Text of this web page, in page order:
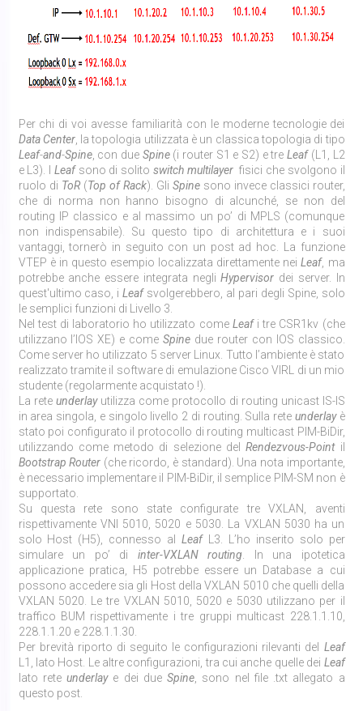
Per chi di voi avesse familiarità con le moderne tecnologie dei
Data Center, la topologia utilizzata è un classica topologia di tipo
Leaf-and-Spine, con due Spine(i router S1 e S2) e treLeaf(L1, L2
e L3). I Leafsono di solito switch multilayerfisici che svolgono il
ruolo di ToR(Top of Rack). Gli Spinesono invece classici router,
che di norma non hanno bisogno di alcunché, se non del
routing IP classico e al massimo un po’ di MPLS (comunque
non indispensabile). Su questo tipo di architettura e i suoi
vantaggi, tornerò in seguito con un post ad hoc. La funzione
VTEP è in questo esempio localizzata direttamente neiLeaf, ma
potrebbe anche essere integrata negliHypervisor dei server. In
quest'ultimo caso, iLeaf svolgerebbero, al pari degli Spine, solo
le semplici funzioni di Livello 3.
Nel test di laboratorio ho utilizzato come Leafi tre CSR1kv (che
utilizzano l’IOS XE) e come Spine due router con IOS classico.
Come server ho utilizzato 5 server Linux. Tutto l’ambiente è stato
realizzato tramite il software di emulazione Cisco VIRL di un mio
studente (regolarmente acquistato !).
La rete underlayutilizza come protocollo di routing unicast IS-IS
in area singola, e singolo livello 2 di routing. Sulla rete underlayè
stato poi configurato il protocollo di routing multicast PIM-BiDir,
utilizzando come metodo di selezione delRendezvous-Pointil
Bootstrap Router (che ricordo, è standard). Una nota importante,
è necessario implementare il PIM-BiDir, il semplice PIM-SM non è
supportato.
Su questa rete sono state configurate tre VXLAN, aventi
rispettivamente VNI 5010, 5020 e 5030. La VXLAN 5030 ha un
solo Host (H5), connesso al LeafL3. L’ho inserito solo per
simulare un po’ di inter-VXLAN routing. In una ipotetica
applicazione pratica, H5 potrebbe essere un Database a cui
possono accedere sia gli Host della VXLAN 5010 che quelli della
VXLAN 5020. Le tre VXLAN 5010, 5020 e 5030 utilizzano per il
traffico BUM rispettivamente i tre gruppi multicast 228.1.1.10,
228.1.1.20 e 228.1.1.30.
Per brevità riporto di seguito le configurazioni rilevanti del Leaf
L1, lato Host. Le altre configurazioni, tra cui anche quelle dei Leaf
lato rete underlaye dei due Spine, sono nel file .txt allegato a
questo post.